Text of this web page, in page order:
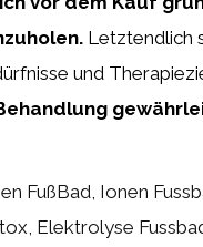
Letztendlich
und
FußBad, Ionen
Elektrolyse